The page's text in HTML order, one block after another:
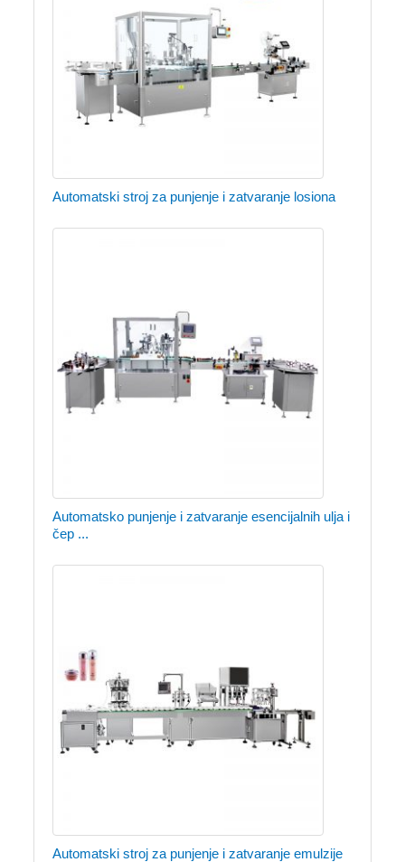
Automatski stroj za punjenje i zatvaranje losiona
Automatsko punjenje i zatvaranje esencijalnih ulja i
čep ...
Automatski stroj za punjenje i zatvaranje emulzije